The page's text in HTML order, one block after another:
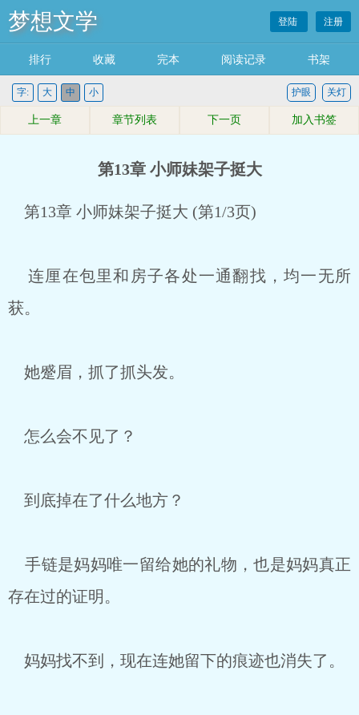
梦想文学 登陆 注册
排行 收藏 完本 阅读记录 书架
字: 大 中 小 关灯
护眼
上一章 章节列表 下一页 加入书签
第13章 小师妹架子挺大
第13章 小师妹架子挺大 (第1/3页)
连厘在包里和房子各处一通翻找，均一无所
获。
她蹙眉，抓了抓头发。
怎么会不见了？
到底掉在了什么地方？
手链是妈妈唯一留给她的礼物，也是妈妈真正
存在过的证明。
妈妈找不到，现在连她留下的痕迹也消失了。